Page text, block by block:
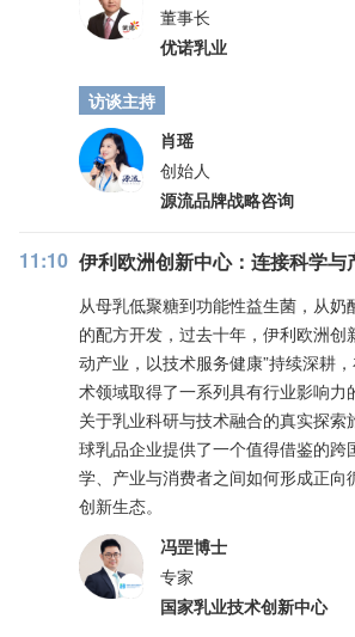
董事长
优诺乳业
访谈主持
肖瑶
创始人
源流品牌战略咨询
11:10 伊利欧洲创新中心：连接科学与
从母乳低聚糖到功能性益生菌，从奶
的配方开发，过去十年，伊利欧洲创
动产业，以技术服务健康”持续深耕
术领域取得了一系列具有行业影响力
关于乳业科研与技术融合的真实探索
球乳品企业提供了一个值得借鉴的
学、产业与消费者之间如何形成正向
创新生态。
冯罡博士
专家
国家乳业技术创新中心